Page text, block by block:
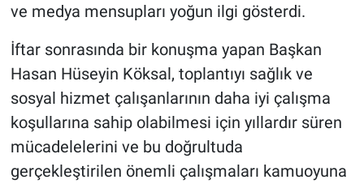
ve medya mensupları yoğun ilgi gösterdi.
İftar sonrasında bir konuşma yapan Başkan
Hasan Hüseyin Köksal, toplantıyı sağlık ve
sosyal hizmet çalışanlarının daha iyi çalışma
koşullarına sahip olabilmesi için yıllardır süren
mücadelelerini ve bu doğrultuda
gerçekleştirilen önemli çalışmaları kamuoyuna